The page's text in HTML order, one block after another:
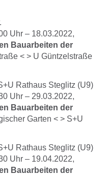
Uhr – 18.03.2022,
Bauarbeiten der
< > U Güntzelstraße
Rathaus Steglitz (U9)
Uhr – 29.03.2022,
Bauarbeiten der
Garten < > S+U
Rathaus Steglitz (U9)
Uhr – 19.04.2022,
Bauarbeiten der